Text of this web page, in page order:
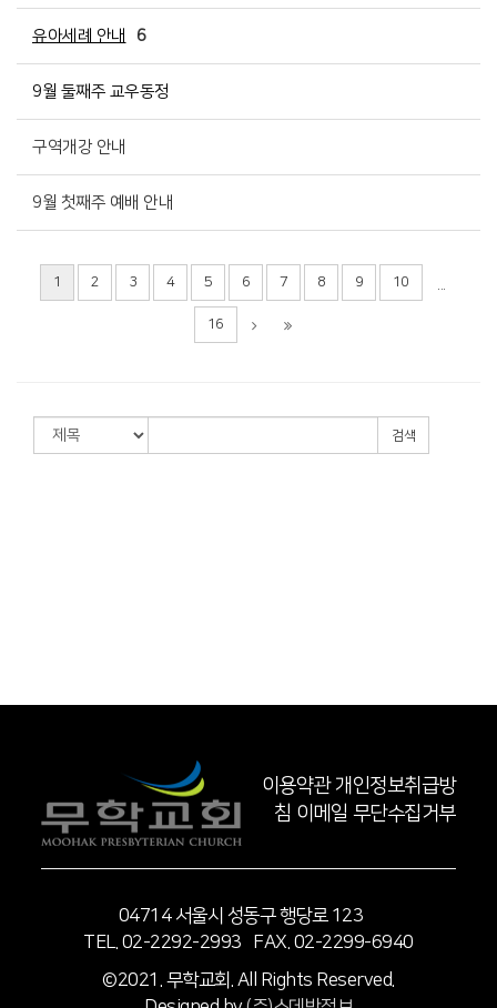
유아세례 안내 6
9월 둘째주 교우동정
구역개강 안내
9월 첫째주 예배 안내
1 2 3 4 5 6 7 8 9 10
16
검색
이용약관 개인정보취급방
침 이메일 무단수집거부
04714 서울시 성동구 행당로 123
TEL. 02-2292-2993 FAX. 02-2299-6940
©2021. 무학교회. All Rights Reserved.